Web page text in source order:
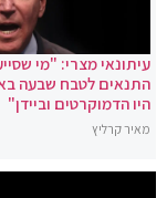
עיתונאי מצרי: "מי
התנאים לטבח שבעה
היו הדמוקרטים וביידן"
מאיר קרליץ